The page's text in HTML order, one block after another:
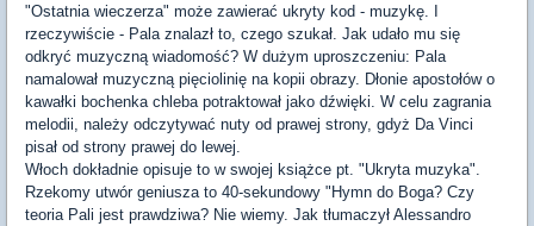
"Ostatnia wieczerza" może zawierać ukryty kod - muzykę. I
rzeczywiście - Pala znalazł to, czego szukał. Jak udało mu się
odkryć muzyczną wiadomość? W dużym uproszczeniu: Pala
namalował muzyczną pięciolinię na kopii obrazy. Dłonie apostołów o
kawałki bochenka chleba potraktował jako dźwięki. W celu zagrania
melodii, należy odczytywać nuty od prawej strony, gdyż Da Vinci
pisał od strony prawej do lewej.
Włoch dokładnie opisuje to w swojej książce pt. "Ukryta muzyka".
Rzekomy utwór geniusza to 40-sekundowy "Hymn do Boga? Czy
teoria Pali jest prawdziwa? Nie wiemy. Jak tłumaczył Alessandro